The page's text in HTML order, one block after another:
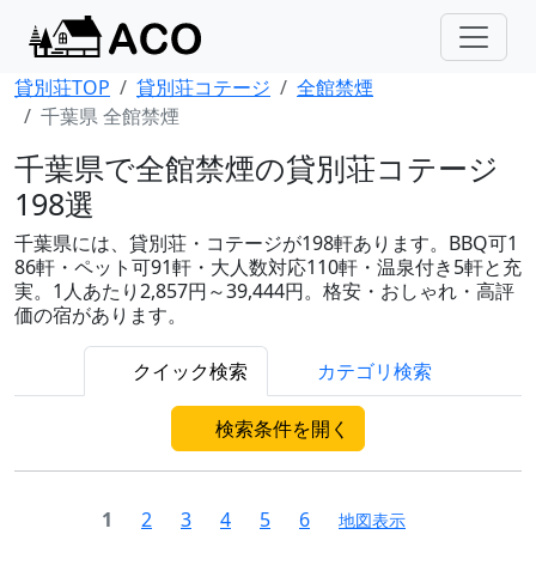
貸別荘TOP 貸別荘コテージ
全館禁煙
千葉県 全館禁煙
千葉県で全館禁煙の貸別荘コテージ
198選
千葉県には、貸別荘・コテージが198軒あります。BBQ可1
86軒・ペット可91軒・大人数対応110軒・温泉付き5軒と充
実。1人あたり2,857円～39,444円。格安・おしゃれ・高評
価の宿があります。
クイック検索 カテゴリ検索
検索条件を開く
1 2 3 4 5 6 地図表示